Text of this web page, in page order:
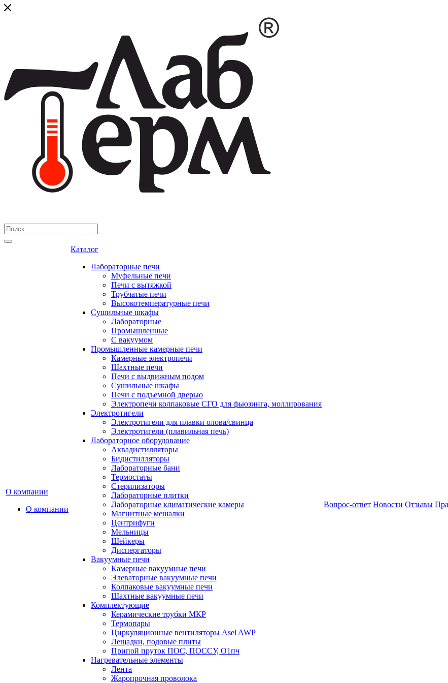
О компании
О компании
Каталог
Лабораторные печи
Муфельные печи
Печи с вытяжкой
Трубчатые печи
Высокотемпературные печи
Сушильные шкафы
Лабораторные
Промышленные
С вакуумом
Промышленные камерные печи
Камерные электропечи
Шахтные печи
Печи с выдвижным подом
Сушильные шкафы
Печи с подъемной дверью
Электропечи колпаковые СГО для фьюзинга, моллирования
Электротигели
Электротигели для плавки олова/свинца
Электротигели (плавильная печь)
Лабораторное оборудование
Аквадистилляторы
Бидистилляторы
Лабораторные бани
Термостаты
Стерилизаторы
Лабораторные плитки
Лабораторные климатические камеры
Магнитные мешалки
Центрифуги
Мельницы
Шейкеры
Диспергаторы
Вакуумные печи
Камерные вакуумные печи
Элеваторные вакуумные печи
Колпаковые вакуумные печи
Шахтные вакуумные печи
Комплектующие
Керамические трубки МКР
Термопары
Циркуляционные вентиляторы Asel AWP
Лещадки, подовые плиты
Припой пруток ПОС, ПОССУ, О1пч
Нагревательные элементы
Лента
Жаропрочная проволока
Вопрос-ответ Новости Отзывы